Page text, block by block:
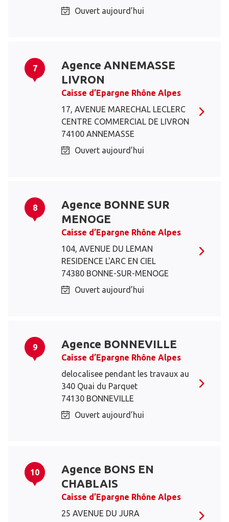
Ouvert aujourd’hui
7
Agence ANNEMASSE
LIVRON
Caisse d’Epargne Rhône Alpes
17, AVENUE MARECHAL LECLERC
CENTRE COMMERCIAL DE LIVRON
74100 ANNEMASSE
Ouvert aujourd’hui
8
Agence BONNE SUR
MENOGE
Caisse d’Epargne Rhône Alpes
104, AVENUE DU LEMAN
RESIDENCE L'ARC EN CIEL
74380 BONNE-SUR-MENOGE
Ouvert aujourd’hui
9 Agence BONNEVILLE
Caisse d’Epargne Rhône Alpes
delocalisee pendant les travaux au
340 Quai du Parquet
74130 BONNEVILLE
Ouvert aujourd’hui
10
Agence BONS EN
CHABLAIS
Caisse d’Epargne Rhône Alpes
25 AVENUE DU JURA